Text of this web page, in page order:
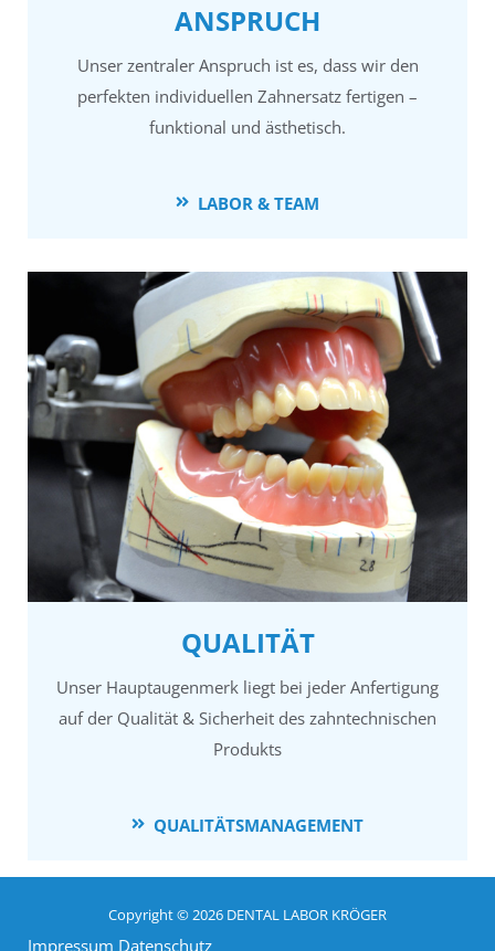
ANSPRUCH
Unser zentraler Anspruch ist es, dass wir den
perfekten individuellen Zahnersatz fertigen –
funktional und ästhetisch.
LABOR & TEAM
QUALITÄT
Unser Hauptaugenmerk liegt bei jeder Anfertigung
auf der Qualität & Sicherheit des zahntechnischen
Produkts
QUALITÄTSMANAGEMENT
Copyright © 2026 DENTAL LABOR KRÖGER
Impressum Datenschutz